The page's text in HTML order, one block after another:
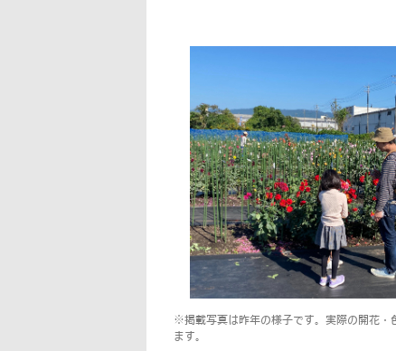
※掲載写真は昨年の様子です。実際の開花・
ます。